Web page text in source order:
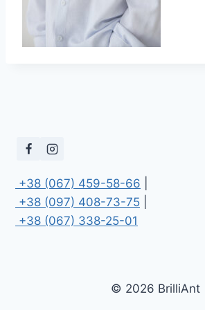
+38 (067) 459-58-66
+38 (097) 408-73-75
+38 (067) 338-25-01
© 2026 BrilliAnt